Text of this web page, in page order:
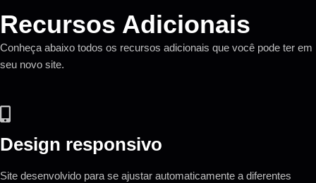
Recursos Adicionais
Conheça abaixo todos os recursos adicionais que você pode ter em
seu novo site.
Design responsivo
Site desenvolvido para se ajustar automaticamente a diferentes